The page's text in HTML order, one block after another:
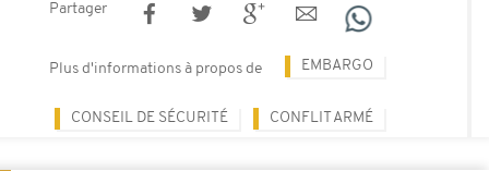
Partager
Plus d'informations à propos de EMBARGO
CONSEIL DE SÉCURITÉ CONFLIT ARMÉ